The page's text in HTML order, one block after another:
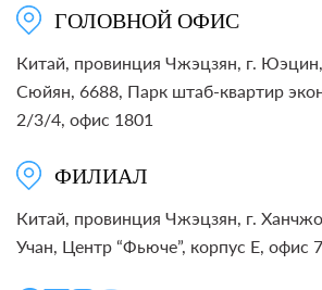
ГОЛОВНОЙ ОФИС
Китай, провинция Чжэцзян, г.
Сюйян, 6688, Парк штаб-квартир
2/3/4, офис 1801
ФИЛИАЛ
Китай, провинция Чжэцзян, г.
Учан, Центр “Фьюче”, корпус E, офис